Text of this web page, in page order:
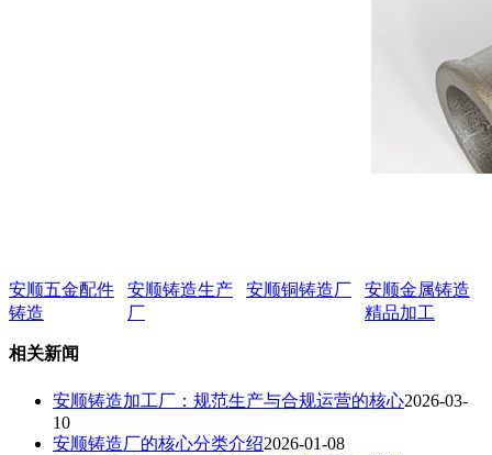
安顺五金配件
铸造
安顺铸造生产
厂
安顺铜铸造厂
安顺金属铸造
精品加工
相关新闻
安顺铸造加工厂：规范生产与合规运营的核心2026-03-
10
安顺铸造厂的核心分类介绍2026-01-08